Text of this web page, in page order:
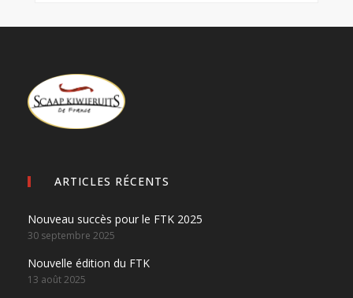
ARTICLES RÉCENTS
Nouveau succès pour le FTK 2025
30 septembre 2025
Nouvelle édition du FTK
13 août 2025